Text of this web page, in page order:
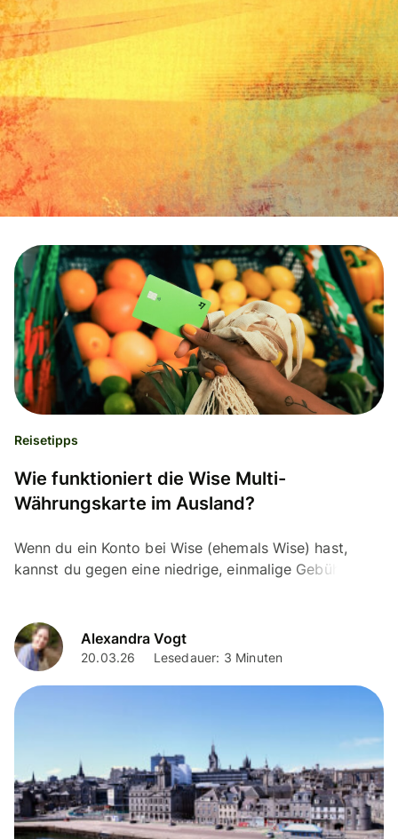
Reisetipps
Wie funktioniert die Wise Multi-
Währungskarte im Ausland?
Wenn du ein Konto bei Wise (ehemals Wise) hast,
kannst du gegen eine niedrige, einmalige Gebühr von
Alexandra Vogt
20.03.26 Lesedauer: 3 Minuten